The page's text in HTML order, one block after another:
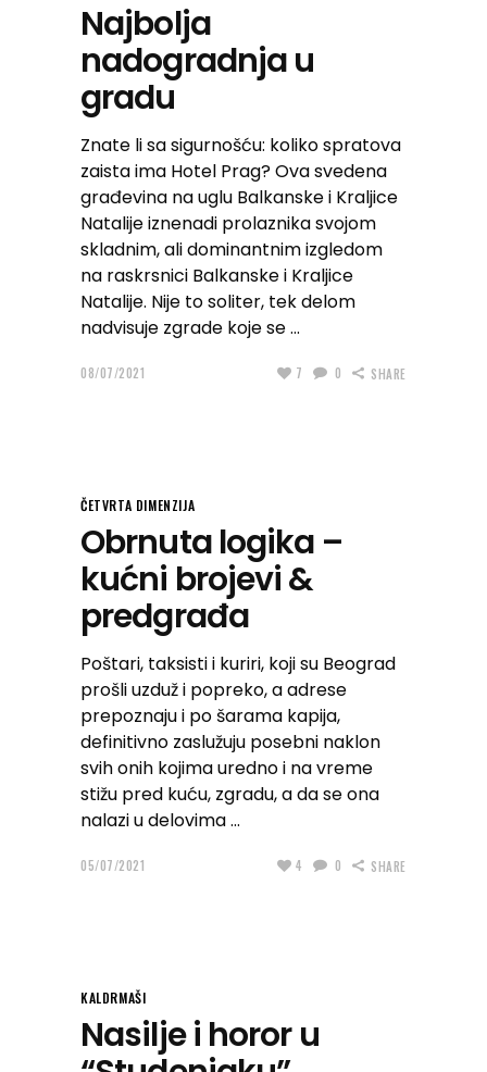
Najbolja
nadogradnja u
gradu
Znate li sa sigurnošću: koliko spratova
zaista ima Hotel Prag? Ova svedena
građevina na uglu Balkanske i Kraljice
Natalije iznenadi prolaznika svojom
skladnim, ali dominantnim izgledom
na raskrsnici Balkanske i Kraljice
Natalije. Nije to soliter, tek delom
nadvisuje zgrade koje se
08/07/2021 7 0 SHARE
ČETVRTA DIMENZIJA
Obrnuta logika –
kućni brojevi &
predgrađa
Poštari, taksisti i kuriri, koji su Beograd
prošli uzduž i popreko, a adrese
prepoznaju i po šarama kapija,
definitivno zaslužuju posebni naklon
svih onih kojima uredno i na vreme
stižu pred kuću, zgradu, a da se ona
nalazi u delovima
05/07/2021 4 0 SHARE
KALDRMAŠI
Nasilje i horor u